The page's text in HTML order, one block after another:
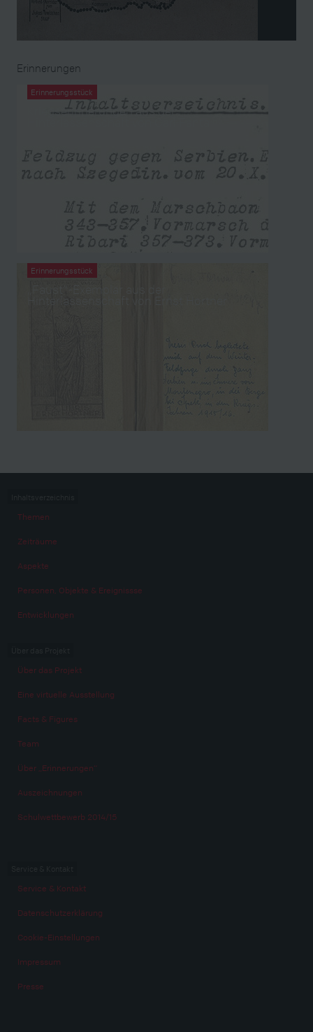
Erinnerungen
Erinnerungsstück
Kriegserinnerungen aus der
Erinnerungsstück
Themen
Zeiträume
Aspekte
Personen, Objekte & Ereignissse
Entwicklungen
Über das Projekt
Eine virtuelle Ausstellung
Facts & Figures
Team
Über „Erinnerungen“
Auszeichnungen
Schulwettbewerb 2014/15
Service & Kontakt
Datenschutzerklärung
Cookie-Einstellungen
Impressum
Presse